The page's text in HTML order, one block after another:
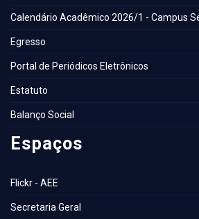
Calendário Acadêmico 2026/1 - Campus
Egresso
Portal de Periódicos Eletrônicos
Estatuto
Balanço Social
Espaços
Flickr - AEE
Secretaria Geral